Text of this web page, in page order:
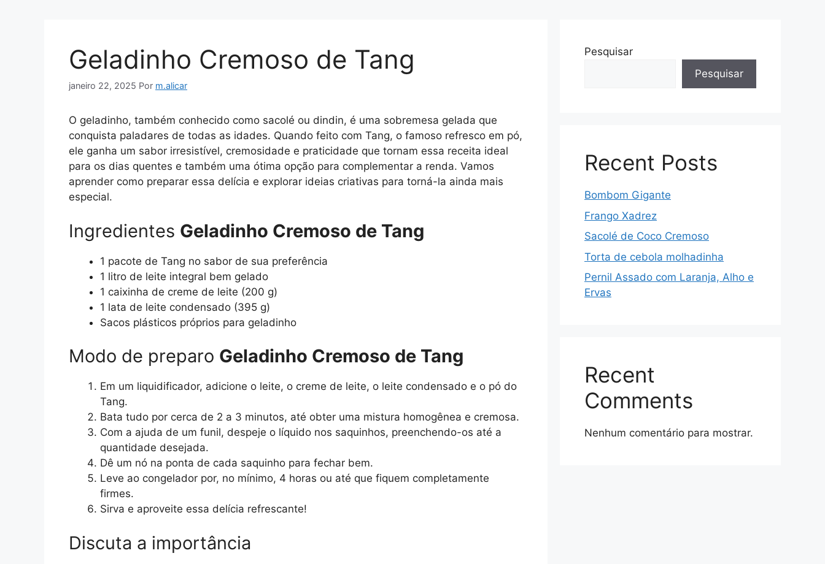
Geladinho Cremoso de Tang
janeiro 22, 2025 Por m.alicar
O geladinho, também conhecido como sacolé ou dindin, é uma sobremesa gelada que
conquista paladares de todas as idades. Quando feito com Tang, o famoso refresco em pó,
ele ganha um sabor irresistível, cremosidade e praticidade que tornam essa receita ideal
para os dias quentes e também uma ótima opção para complementar a renda. Vamos
aprender como preparar essa delícia e explorar ideias criativas para torná-la ainda mais
especial.
Ingredientes Geladinho Cremoso de Tang
1 pacote de Tang no sabor de sua preferência
1 litro de leite integral bem gelado
1 caixinha de creme de leite (200 g)
1 lata de leite condensado (395 g)
Sacos plásticos próprios para geladinho
Modo de preparo Geladinho Cremoso de Tang
Em um liquidificador, adicione o leite, o creme de leite, o leite condensado e o pó do
Tang.
Bata tudo por cerca de 2 a 3 minutos, até obter uma mistura homogênea e cremosa.
Com a ajuda de um funil, despeje o líquido nos saquinhos, preenchendo-os até a
quantidade desejada.
Dê um nó na ponta de cada saquinho para fechar bem.
Leve ao congelador por, no mínimo, 4 horas ou até que fiquem completamente
firmes.
Sirva e aproveite essa delícia refrescante!
Discuta a importância
Pesquisar
Pesquisar
Recent Posts
Bombom Gigante
Frango Xadrez
Sacolé de Coco Cremoso
Torta de cebola molhadinha
Pernil Assado com Laranja, Alho e
Ervas
Recent
Comments
Nenhum comentário para mostrar.